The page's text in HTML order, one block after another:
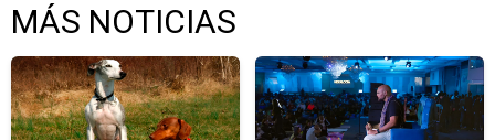
MÁS NOTICIAS